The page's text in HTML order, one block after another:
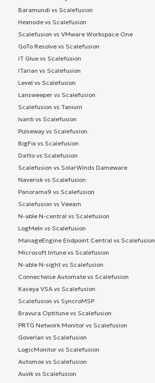
Baramundi vs Scalefusion
Hexnode vs Scalefusion
Scalefusion vs VMware Workspace One
GoTo Resolve vs Scalefusion
IT Glue vs Scalefusion
ITarian vs Scalefusion
Level vs Scalefusion
Lansweeper vs Scalefusion
Scalefusion vs Tanium
Ivanti vs Scalefusion
Pulseway vs Scalefusion
BigFix vs Scalefusion
Datto vs Scalefusion
Scalefusion vs SolarWinds Dameware
Naverisk vs Scalefusion
Panorama9 vs Scalefusion
Scalefusion vs Veeam
N-able N-central vs Scalefusion
LogMeIn vs Scalefusion
ManageEngine Endpoint Central vs Scalefusion
Microsoft Intune vs Scalefusion
N-able N-sight vs Scalefusion
Connectwise Automate vs Scalefusion
Kaseya VSA vs Scalefusion
Scalefusion vs SyncroMSP
Bravura Optitune vs Scalefusion
PRTG Network Monitor vs Scalefusion
Goverlan vs Scalefusion
LogicMonitor vs Scalefusion
Automox vs Scalefusion
Auvik vs Scalefusion